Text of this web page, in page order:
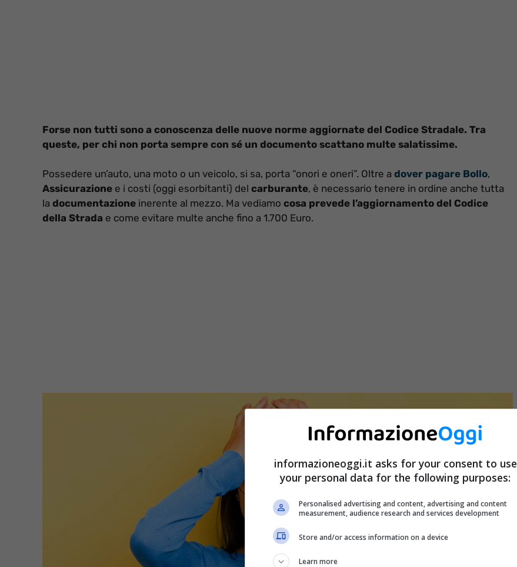
Forse non tutti sono a conoscenza delle nuove norme aggiornate del Codice Stradale. Tra
queste, per chi non porta sempre con sé un documento scattano multe salatissime.
Possedere un’auto, una moto o un veicolo, si sa, porta “onori e oneri”. Oltre a dover pagare Bollo,
Assicurazione e i costi (oggi esorbitanti) del carburante, è necessario tenere in ordine anche tutta
la documentazione inerente al mezzo. Ma vediamo cosa prevede l’aggiornamento del Codice
della Strada e come evitare multe anche fino a 1.700 Euro.
informazioneoggi.it asks for your consent to use
your personal data for the following purposes:
Personalised advertising and content, advertising and content
measurement, audience research and services development
Store and/or access information on a device
Learn more